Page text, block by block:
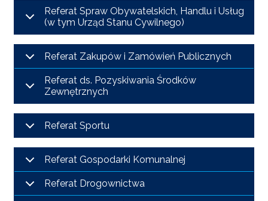
KONTAKT
POWIETRZE
REUSE4WILL
WIELISZEWSKIE
WIANKI
Referat Spraw Obywatelskich, Handlu i Usług
(w tym Urząd Stanu Cywilnego)
Referat Zakupów i Zamówień Publicznych
Referat ds. Pozyskiwania Środków
Zewnętrznych
Referat Sportu
Referat Gospodarki Komunalnej
Referat Drogownictwa